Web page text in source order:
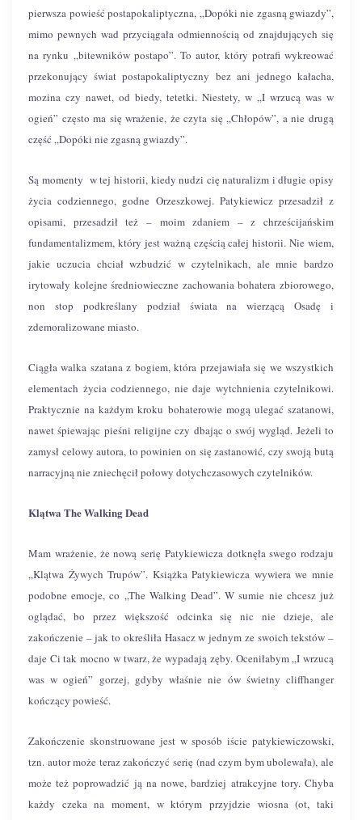
pierwsza powieść postapokaliptyczna, „Dopóki nie zgasną gwiazdy”,
mimo pewnych wad przyciągała odmiennością od znajdujących się
na rynku „bitewników postapo”. To autor, który potrafi wykreować
przekonujący świat postapokaliptyczny bez ani jednego kałacha,
mozina czy nawet, od biedy, tetetki. Niestety, w „I wrzucą was w
ogień” często ma się wrażenie, że czyta się „Chłopów”, a nie drugą
część „Dopóki nie zgasną gwiazdy”.
Są momenty w tej historii, kiedy nudzi cię naturalizm i długie opisy
życia codziennego, godne Orzeszkowej. Patykiewicz przesadził z
opisami, przesadził też – moim zdaniem – z chrześcijańskim
fundamentalizmem, który jest ważną częścią całej historii. Nie wiem,
jakie uczucia chciał wzbudzić w czytelnikach, ale mnie bardzo
irytowały kolejne średniowieczne zachowania bohatera zbiorowego,
non stop podkreślany podział świata na wierzącą Osadę i
zdemoralizowane miasto.
Ciągła walka szatana z bogiem, która przejawiała się we wszystkich
elementach życia codziennego, nie daje wytchnienia czytelnikowi.
Praktycznie na każdym kroku bohaterowie mogą ulegać szatanowi,
nawet śpiewając pieśni religijne czy dbając o swój wygląd. Jeżeli to
zamysł celowy autora, to powinien on się zastanowić, czy swoją butą
narracyjną nie zniechęcił połowy dotychczasowych czytelników.
Klątwa The Walking Dead
Mam wrażenie, że nową serię Patykiewicza dotknęła swego rodzaju
„Klątwa Żywych Trupów”. Książka Patykiewicza wywiera we mnie
podobne emocje, co „The Walking Dead”. W sumie nie chcesz już
oglądać, bo przez większość odcinka się nic nie dzieje, ale
zakończenie – jak to określiła Hasacz w jednym ze swoich tekstów –
daje Ci tak mocno w twarz, że wypadają zęby. Oceniłabym „I wrzucą
was w ogień” gorzej, gdyby właśnie nie ów świetny cliffhanger
kończący powieść.
Zakończenie skonstruowane jest w sposób iście patykiewiczowski,
tzn. autor może teraz zakończyć serię (nad czym bym ubolewała), ale
może też poprowadzić ją na nowe, bardziej atrakcyjne tory. Chyba
każdy czeka na moment, w którym przyjdzie wiosna (ot, taki